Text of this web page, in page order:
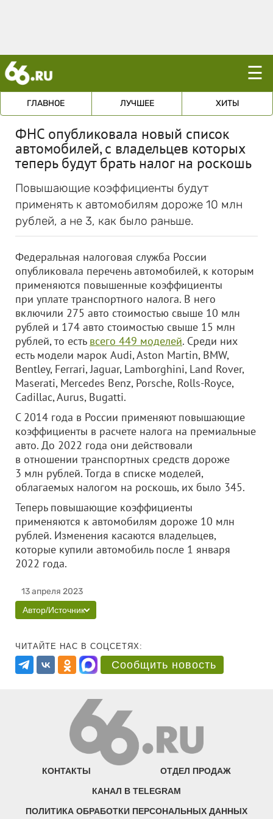
☰
ГЛАВНОЕ ЛУЧШЕЕ ХИТЫ
ФНС опубликовала новый список
автомобилей, с владельцев которых
теперь будут брать налог на роскошь
Повышающие коэффициенты будут
применять к автомобилям дороже 10 млн
рублей, а не 3, как было раньше.
Федеральная налоговая служба России
опубликовала перечень автомобилей, к которым
применяются повышенные коэффициенты
при уплате транспортного налога. В него
включили 275 авто стоимостью свыше 10 млн
рублей и 174 авто стоимостью свыше 15 млн
рублей, то есть всего 449 моделей. Среди них
есть модели марок Audi, Aston Martin, BMW,
Bentley, Ferrari, Jaguar, Lamborghini, Land Rover,
Maserati, Mercedes Benz, Porsche, Rolls-Royce,
Cadillac, Aurus, Bugatti.
С 2014 года в России применяют повышающие
коэффициенты в расчете налога на премиальные
авто. До 2022 года они действовали
в отношении транспортных средств дороже
3 млн рублей. Тогда в списке моделей,
облагаемых налогом на роскошь, их было 345.
Теперь повышающие коэффициенты
применяются к автомобилям дороже 10 млн
рублей. Изменения касаются владельцев,
которые купили автомобиль после 1 января
2022 года.
13 апреля 2023
Автор/Источник
ЧИТАЙТЕ НАС В СОЦСЕТЯХ:
Сообщить новость
КОНТАКТЫ ОТДЕЛ ПРОДАЖ
КАНАЛ В TELEGRAM
ПОЛИТИКА ОБРАБОТКИ ПЕРСОНАЛЬНЫХ ДАННЫХ